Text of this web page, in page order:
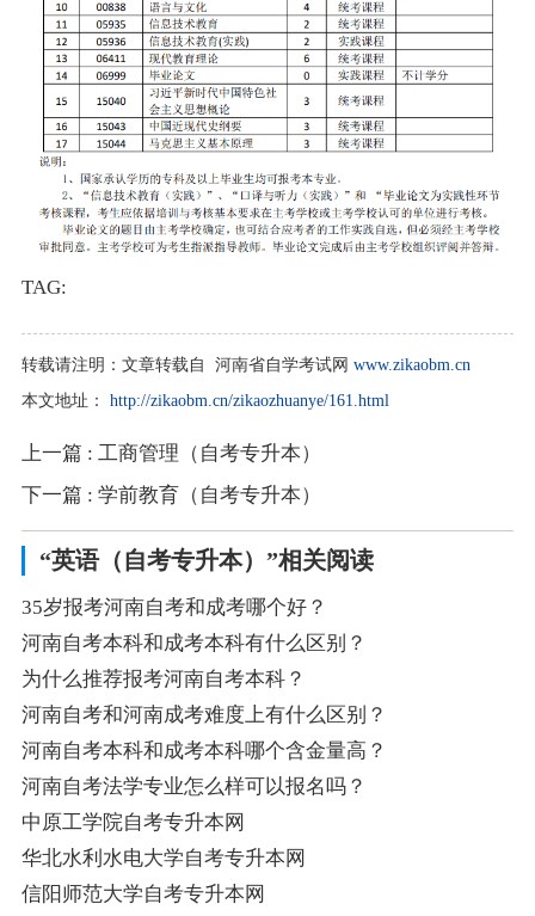
TAG:
转载请注明： 文章转载自 河南省自学考试网 www.zikaobm.cn
本文地址：
http://zikaobm.cn/zikaozhuanye/161.html
上一篇 : 工商管理（自考专升本）
下一篇 : 学前教育（自考专升本）
“英语（自考专升本）”相关阅读
35岁报考河南自考和成考哪个好？
河南自考本科和成考本科有什么区别？
为什么推荐报考河南自考本科？
河南自考和河南成考难度上有什么区别？
河南自考本科和成考本科哪个含金量高？
河南自考法学专业怎么样可以报名吗？
中原工学院自考专升本网
华北水利水电大学自考专升本网
信阳师范大学自考专升本网